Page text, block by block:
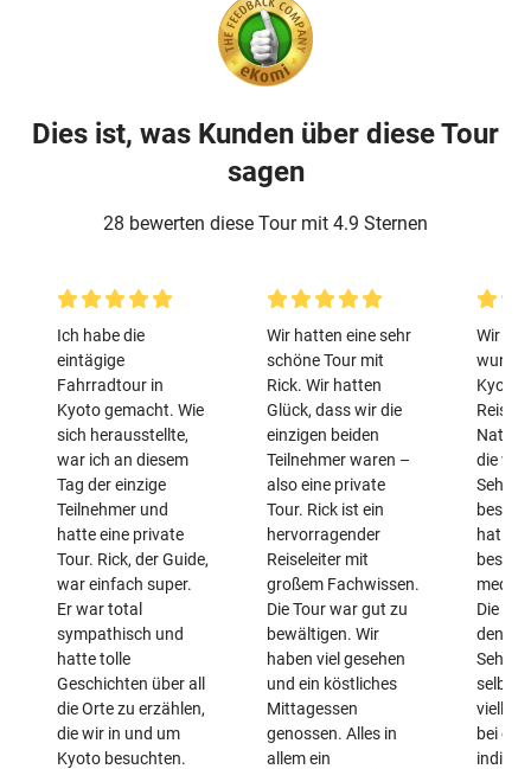
Dies ist, was Kunden über diese Tour
sagen
28 bewerten diese Tour mit 4.9 Sternen
Ich habe die
eintägige
Fahrradtour in
Kyoto gemacht. Wie
sich herausstellte,
war ich an diesem
Tag der einzige
Teilnehmer und
hatte eine private
Tour. Rick, der Guide,
war einfach super.
Er war total
sympathisch und
hatte tolle
Geschichten über all
die Orte zu erzählen,
die wir in und um
Kyoto besuchten.
Wir hatten eine sehr
schöne Tour mit
Rick. Wir hatten
Glück, dass wir die
einzigen beiden
Teilnehmer waren –
also eine private
Tour. Rick ist ein
hervorragender
Reiseleiter mit
großem Fachwissen.
Die Tour war gut zu
bewältigen. Wir
haben viel gesehen
und ein köstliches
Mittagessen
genossen. Alles in
allem ein
Wir
Kyoto
die
hat
Die
den
selbst
bei